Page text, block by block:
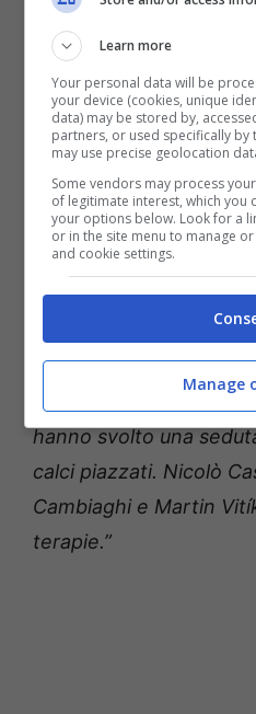
evidenziato il trauma
sinistra, con tempi di
settimane.”
Il report
odierno
Nel frattempo il
preparazione in vista
partenopei. La società
con un comunicato il
hanno svolto una
calci piazzati. Nicolò
Cambiaghi e Martin
terapie.”
Learn more
Your personal data will be
your device (cookies, unique
data) may be stored by,
partners, or used specifically by
may use precise geolocation
Some vendors may process
of legitimate interest, which you
your options below. Look for a
or in the site menu to manage
and cookie settings.
Manage